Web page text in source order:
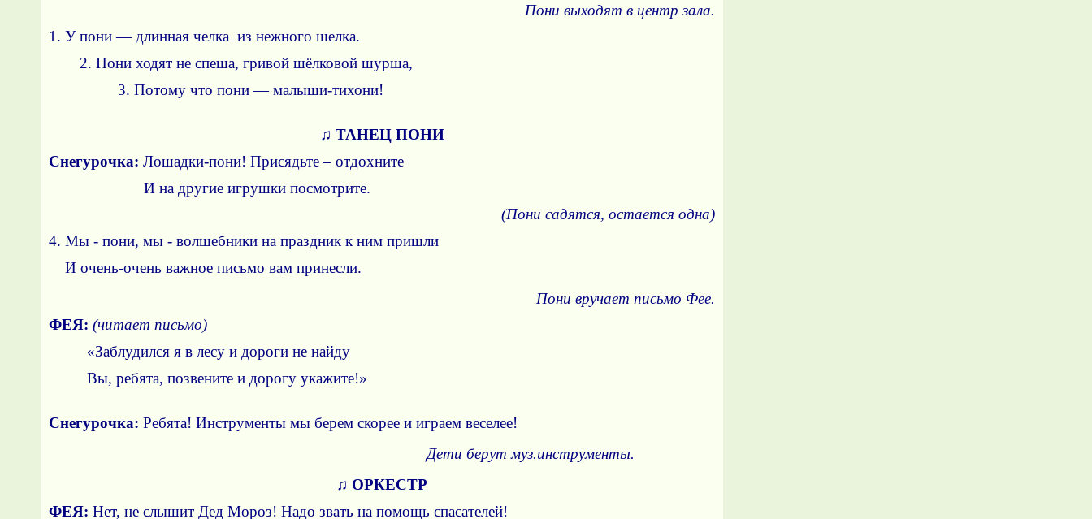
Пони выходят в центр зала.
1. У пони — длинная челка из нежного шелка.
2. Пони ходят не спеша, гривой шёлковой шурша,
3. Потому что пони — малыши-тихони!
♫ ТАНЕЦ ПОНИ
Снегурочка: Лошадки-пони! Присядьте – отдохните
И на другие игрушки посмотрите.
(Пони садятся, остается одна)
4. Мы - пони, мы - волшебники на праздник к ним пришли
И очень-очень важное письмо вам принесли.
Пони вручает письмо Фее.
ФЕЯ: (читает письмо)
«Заблудился я в лесу и дороги не найду
Вы, ребята, позвените и дорогу укажите!»
Снегурочка: Ребята! Инструменты мы берем скорее и играем веселее!
Дети берут муз.инструменты.
♫ ОРКЕСТР
ФЕЯ:Нет, не слышит Дед Мороз! Надо звать на помощь спасателей!